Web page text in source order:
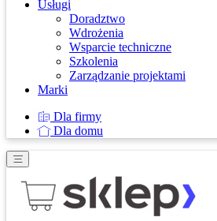
Usługi
Doradztwo
Wdrożenia
Wsparcie techniczne
Szkolenia
Zarządzanie projektami
Marki
Dla firmy
Dla domu